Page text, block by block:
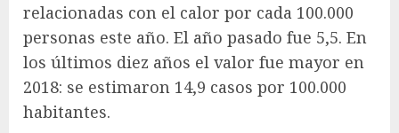
relacionadas con el calor por cada 100.000
personas este año. El año pasado fue 5,5. En
los últimos diez años el valor fue mayor en
2018: se estimaron 14,9 casos por 100.000
habitantes.